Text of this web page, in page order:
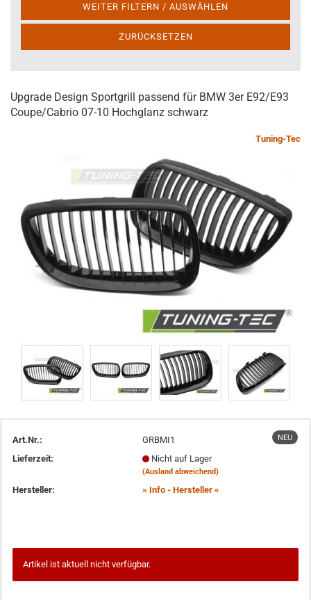
WEITER FILTERN / AUSWÄHLEN
ZURÜCKSETZEN
Upgrade Design Sportgrill passend für BMW 3er E92/E93
Coupe/Cabrio 07-10 Hochglanz schwarz
Tuning-Tec
NEU
Art.Nr.:
GRBMI1
Lieferzeit:
Nicht auf Lager
(Ausland abweichend)
Hersteller: » Info - Hersteller «
Artikel ist aktuell nicht verfügbar.